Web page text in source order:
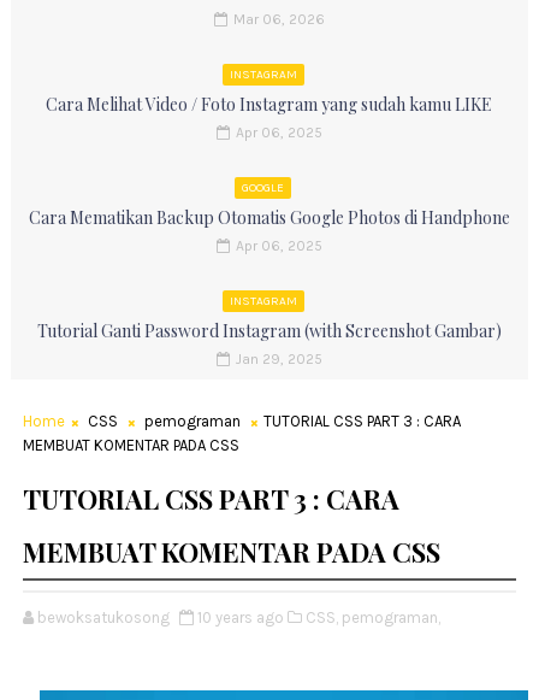
Mar 06, 2026
INSTAGRAM
Cara Melihat Video / Foto Instagram yang sudah kamu LIKE
Apr 06, 2025
GOOGLE
Cara Mematikan Backup Otomatis Google Photos di Handphone
Apr 06, 2025
INSTAGRAM
Tutorial Ganti Password Instagram (with Screenshot Gambar)
Jan 29, 2025
Home CSS pemograman
TUTORIAL CSS PART 3 : CARA
MEMBUAT KOMENTAR PADA CSS
TUTORIAL CSS PART 3 : CARA
MEMBUAT KOMENTAR PADA CSS
bewoksatukosong 10 years ago CSS, pemograman,